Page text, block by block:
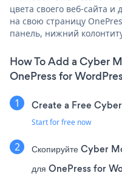
цвета своего веб-сайта
на свою страницу
панель, нижний
How To Add a Cyber
OnePress for
Create a Free
Start for free now
Скопируйте Cyber
для OnePress for